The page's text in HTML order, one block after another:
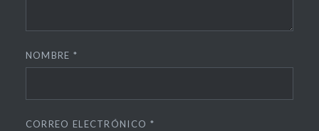
NOMBRE *
CORREO ELECTRÓNICO *